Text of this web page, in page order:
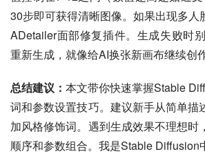
30步即可获得清晰图像。如果出现多人
ADetailer面部修复插件。生成失败时
重新生成，就像给AI换张新画布继续创作
总结建议： 本文带你快速掌握Stable
词和参数设置技巧。建议新手从简单描
加风格修饰词。遇到生成效果不理想时
顺序和参数组合。我是Stable Diffusion